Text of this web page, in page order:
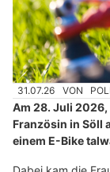
31.07.26 VON
Am 28. Juli
Französin in Söll
einem E-Bike